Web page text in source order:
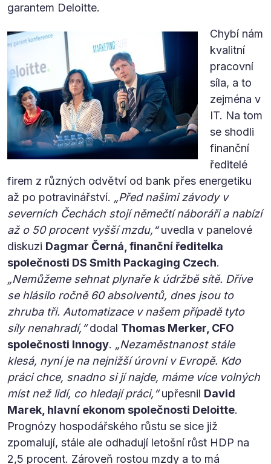
garantem Deloitte.
Chybí nám
kvalitní
pracovní
síla, a to
zejména v
IT. Na tom
se shodli
finanční
ředitelé
firem z různých odvětví od bank přes energetiku
až po potravinářství. „Před našimi závody v
severních Čechách stojí němečtí náboráři a nabízí
až o 50 procent vyšší mzdu,“uvedla v panelové
diskuzi Dagmar Černá, finanční ředitelka
společnosti DS Smith Packaging Czech.
„Nemůžeme sehnat plynaře k údržbě sítě. Dříve
se hlásilo ročně 60 absolventů, dnes jsou to
zhruba tři. Automatizace v našem případě tyto
síly nenahradí,“dodal Thomas Merker, CFO
společnosti Innogy. „Nezaměstnanost stále
klesá, nyní je na nejnižší úrovni v Evropě. Kdo
práci chce, snadno si jí najde, máme více volných
míst než lidí, co hledají práci,“upřesnil David
Marek, hlavní ekonom společnosti Deloitte.
Prognózy hospodářského růstu se sice již
zpomalují, stále ale odhadují letošní růst HDP na
2,5 procent. Zároveň rostou mzdy a to má